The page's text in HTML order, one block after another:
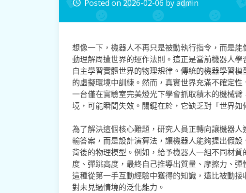
access_time Posted on2026-02-06 byadmin
想像一下，機器人不再只是被動執行指令，而是
動理解周遭世界的運作法則。這正是當前機器人
自主學習實體世界的物理規律。傳統的機器學習
的虛擬環境中訓練。然而，真實世界充滿不確定
一台僅在實驗室完美燈光下學會抓取積木的機械
境，可能瞬間失效。關鍵在於，它缺乏對「世界如
為了解決這個核心難題，研究人員正轉向讓機器
輸答案，而是設計演算法，讓機器人能夠提出假
背後的物理模型。例如，給予機器人一組不同材
度、彈跳高度，最終自己推導出質量、摩擦力、
這種從第一手互動經驗中獲得的知識，遠比被動
對未見過情境的泛化能力。